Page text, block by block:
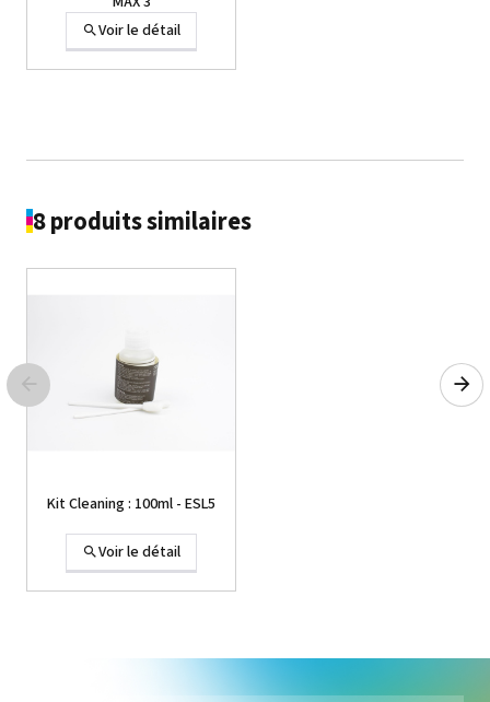
Voir le détail
Voir le détail
8 produits similaires
Kit Cleaning : 100ml - ESL5
Voir le détail